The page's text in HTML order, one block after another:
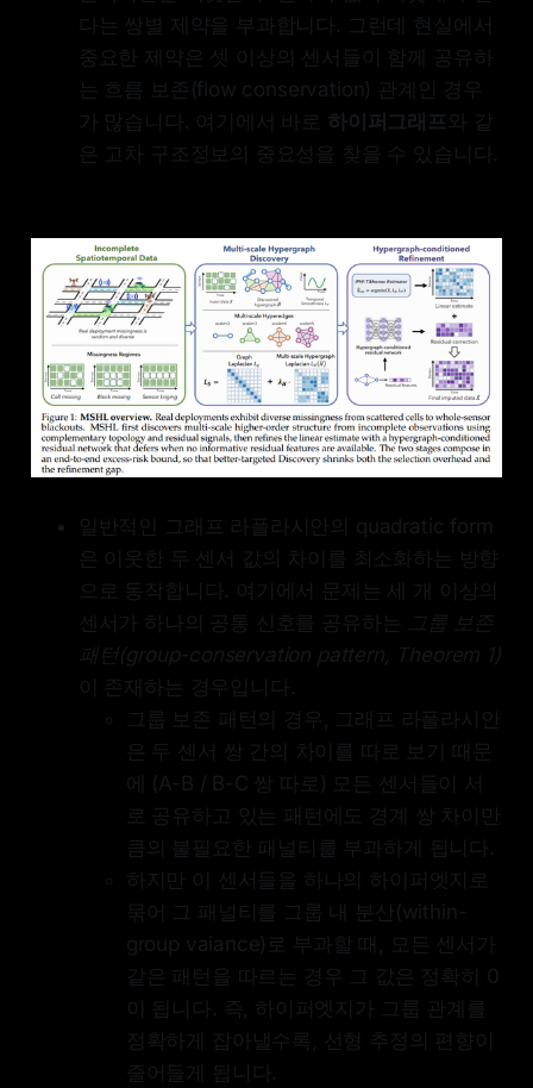
residual features exist and defers
to the linear estimate where they
do not. We prove that MSHL
represents group-conservation
patterns inaccessible to pairwise
graph priors, adapts to the best
fixed scale up to a logarithmic
guarantee. On two real traffic
networks evaluated across
scattered cell missingness,
contiguous block outages, and
whole-sensor blackouts at five
rates, MSHL improves over a
pairwise-graph baseline whenever
higher-order structure is identifiable
and otherwise matches it within
sampling noise. The results point to
a broader principle for reliable
data should be treated not as
isolated entries to fill, but as
다는 쌍별 제약을 부과합니다. 그런데 현실에서
중요한 제약은 셋 이상의 센서들이 함께 공유하
는 흐름 보존(flow conservation) 관계인 경우
가 많습니다. 여기에서 바로 하이퍼그래프 와 같
은 고차 구조정보의 중요성을 찾을 수 있습니다.
일반적인 그래프 라플라시안의 quadratic form
은 이웃한 두 센서 값의 차이를 최소화하는 방향
으로 동작합니다. 여기에서 문제는 세 개 이상의
센서가 하나의 공통 신호를 공유하는
그룹 보존
패턴(group-conservation pattern, Theorem 1)
이 존재하는 경우입니다.
그룹 보존 패턴의 경우, 그래프 라플라시안
은 두 센서 쌍 간의 차이를 따로 보기 때문
에 (A-B / B-C 쌍 따로) 모든 센서들이 서
로 공유하고 있는 패턴에도 경계 쌍 차이만
큼의 불필요한 패널티를 부과하게 됩니다.
하지만 이 센서들을 하나의 하이퍼엣지로
묶어 그 패널티를 그룹 내 분산(within-
group vaiance)로 부과할 때, 모든 센서가
같은 패턴을 따르는 경우 그 값은 정확히 0
이 됩니다. 즉, 하이퍼엣지가 그룹 관계를
정확하게 잡아낼수록, 선형 추정의 편향이
줄어들게 됩니다.